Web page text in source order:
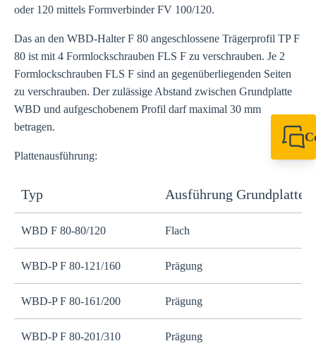
oder 120 mittels Formverbinder FV 100/120.
Das an den WBD-Halter F 80 angeschlossene Trägerprofil TP F
80 ist mit 4 Formlockschrauben FLS F zu verschrauben. Je 2
Formlockschrauben FLS F sind an gegenüberliegenden Seiten
zu verschrauben. Der zulässige Abstand zwischen Grundplatte
WBD und aufgeschobenem Profil darf maximal 30 mm
betragen.
Plattenausführung:
Typ Ausführung Grundplatte
WBD F 80-80/120 Flach
WBD-P F 80-121/160 Prägung
WBD-P F 80-161/200 Prägung
WBD-P F 80-201/310 Prägung